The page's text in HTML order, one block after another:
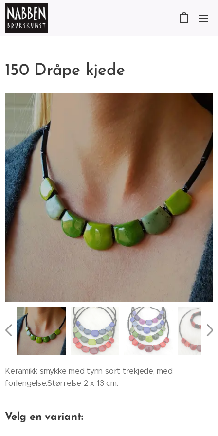
150 Dråpe kjede
Keramikk smykke med tynn sort trekjede, med
forlengelse.Størrelse 2 x 13 cm.
Velg en variant: